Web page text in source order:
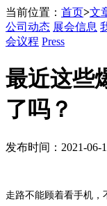
当前位置： 首页>文
公司动态 展会信息
会议程 Press
最近这些
了吗？
发布时间：2021-06-
走路不能顾着看手机